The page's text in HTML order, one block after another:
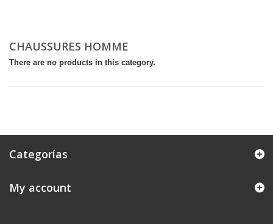
CHAUSSURES HOMME
There are no products in this category.
Categorías
My account